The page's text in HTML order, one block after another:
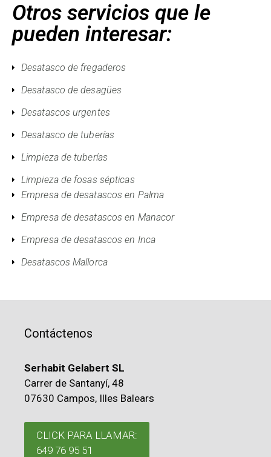
Otros servicios que le
pueden interesar:
Desatasco de fregaderos
Desatasco de desagües
Desatascos urgentes
Desatasco de tuberías
Limpieza de tuberías
Limpieza de fosas sépticas
Empresa de desatascos en Palma
Empresa de desatascos en Manacor
Empresa de desatascos en Inca
Desatascos Mallorca
Contáctenos
Serhabit Gelabert SL
Carrer de Santanyí, 48
07630 Campos, Illes Balears
CLICK PARA LLAMAR:
649 76 95 51